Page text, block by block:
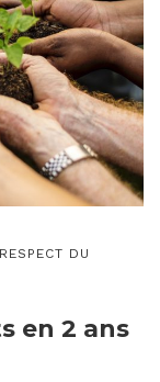
RESPECT DU
en 2 ans